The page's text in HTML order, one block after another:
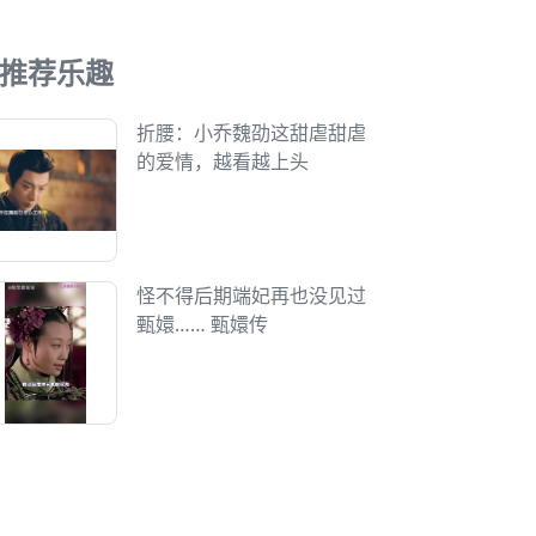
推荐乐趣
折腰：小乔魏劭这甜虐甜虐
的爱情，越看越上头
怪不得后期端妃再也没见过
甄嬛…… 甄嬛传